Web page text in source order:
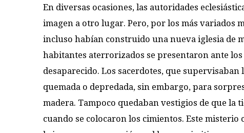
En diversas ocasiones, las autoridades
imagen a otro lugar. Pero, por los más variados
incluso habían construido una nueva iglesia de
habitantes aterrorizados se presentaron ante
desaparecido. Los sacerdotes, que
quemada o depredada, sin embargo, para
madera. Tampoco quedaban vestigios de que la
cuando se colocaron los cimientos. Este